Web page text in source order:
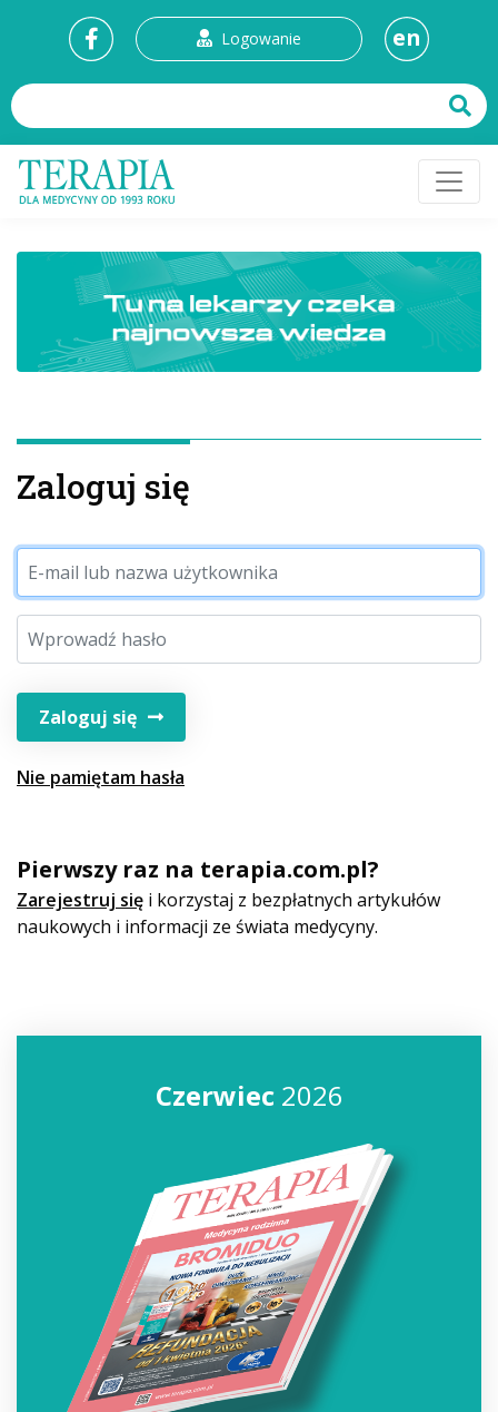
Logowanie en
Zaloguj się
Zaloguj się
Nie pamiętam hasła
Pierwszy raz na terapia.com.pl?
Zarejestruj się i korzystaj z bezpłatnych artykułów
naukowych i informacji ze świata medycyny.
Czerwiec2026